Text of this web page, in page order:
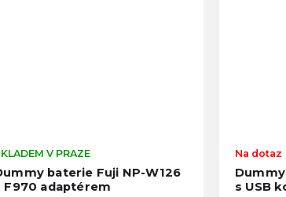
baterie Fuji NP-W126
F970 adaptérem
V PRAZE
s USB
Na dotaz